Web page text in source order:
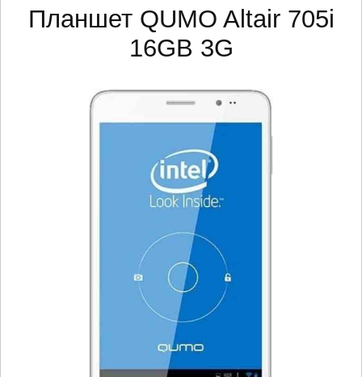
Планшет QUMO Altair 705i
16GB 3G